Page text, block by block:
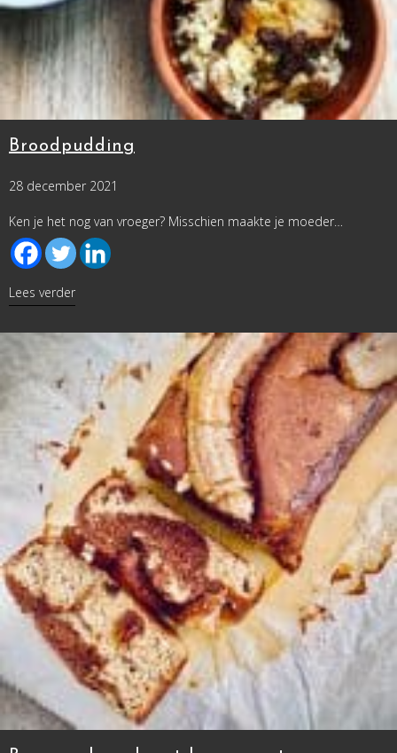
Broodpudding
28 december 2021
Ken je het nog van vroeger? Misschien maakte je moeder…
Lees verderabout Broodpudding